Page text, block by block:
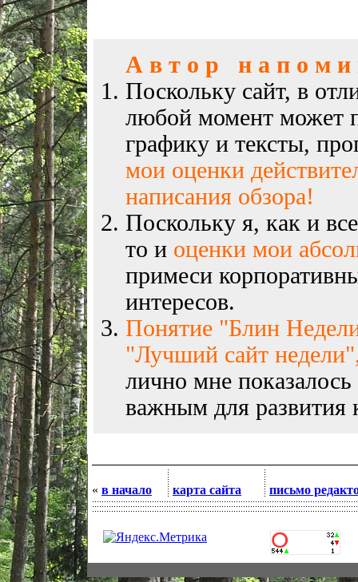
А в т о р н а п о м и
Поскольку сайт, в
любой момент может
графику и тексты,
мои оценки
написания обзора!
Поскольку я, как и
то и оценки мои
примеси
интересов.
Понятие "Блин
"Лучший сайт
лично мне
важным для развития
« в начало карта сайта письмо